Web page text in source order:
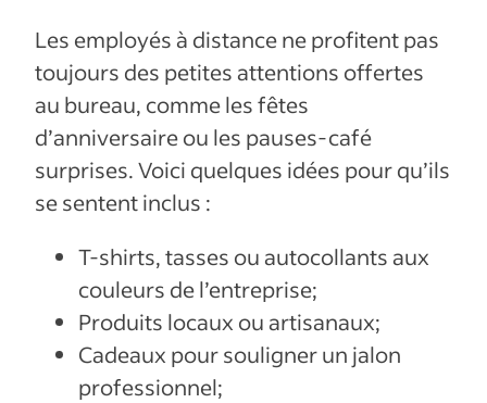
Les employés à distance ne profitent pas
toujours des petites attentions offertes
au bureau, comme les fêtes
d’anniversaire ou les pauses-café
surprises. Voici quelques idées pour qu’ils
se sentent inclus :
T-shirts, tasses ou autocollants aux
couleurs de l’entreprise;
Produits locaux ou artisanaux;
Cadeaux pour souligner un jalon
professionnel;